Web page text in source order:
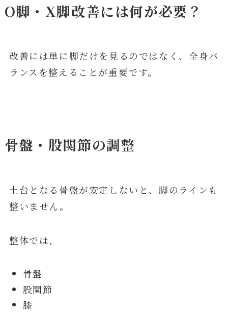
O脚・X脚改善には何が必要？
改善には単に脚だけを見るのではなく、全身バ
ランスを整えることが重要です。
骨盤・股関節の調整
土台となる骨盤が安定しないと、脚のラインも
整いません。
整体では、
骨盤
股関節
膝